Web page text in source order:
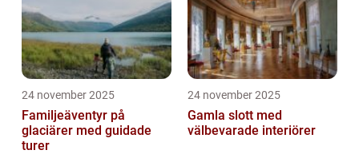
24 november 2025
Familjeäventyr på
glaciärer med guidade
turer
24 november 2025
Gamla slott med
välbevarade interiörer